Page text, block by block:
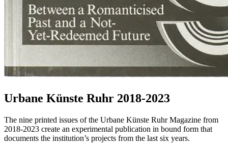
Urbane Künste Ruhr 2018-2023
The nine printed issues of the Urbane Künste Ruhr Magazine from
2018-2023 create an experimental publication in bound form that
documents the institution’s projects from the last six years.